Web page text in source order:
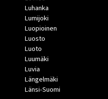
Luhanka
Lumijoki
Luopioinen
Luosto
Luoto
Luumäki
Luvia
Längelmäki
Länsi-Suomi